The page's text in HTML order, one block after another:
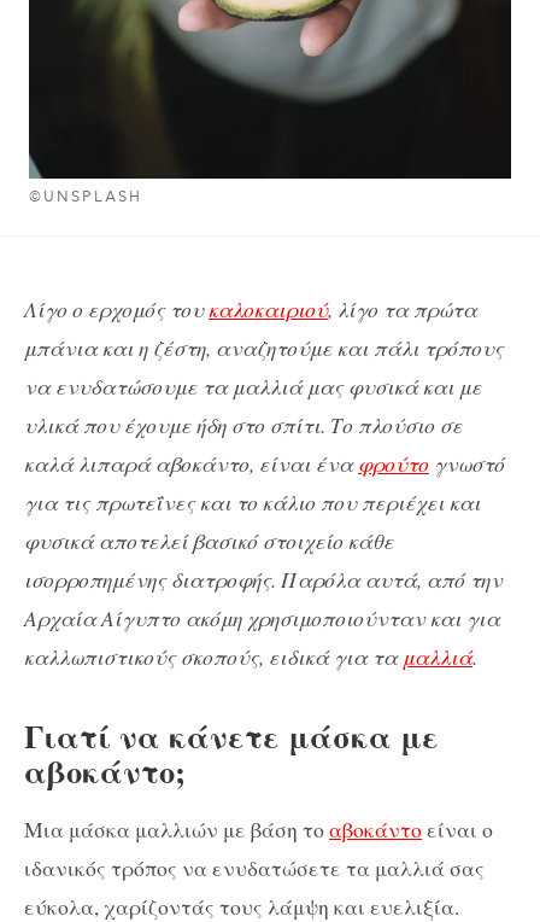
©UNSPLASH
Λίγο ο ερχομός τουκαλοκαιριού, λίγο τα πρώτα
μπάνια και η ζέστη, αναζητούμε και πάλι τρόπους
να ενυδατώσουμε τα μαλλιά μας φυσικά και με
υλικά που έχουμε ήδη στο σπίτι. Το πλούσιο σε
καλά λιπαρά αβοκάντο, είναι έναφρούτο γνωστό
για τις πρωτεΐνες και το κάλιο που περιέχει και
φυσικά αποτελεί βασικό στοιχείο κάθε
ισορροπημένης διατροφής. Παρόλα αυτά, από την
Αρχαία Αίγυπτο ακόμη χρησιμοποιούνταν και για
καλλωπιστικούς σκοπούς, ειδικά για τα μαλλιά.
Γιατί να κάνετε μάσκα με
αβοκάντο;
Μια μάσκα μαλλιών με βάση τοαβοκάντοείναι ο
ιδανικός τρόπος να ενυδατώσετε τα μαλλιά σας
εύκολα, χαρίζοντάς τους λάμψη και ευελιξία.